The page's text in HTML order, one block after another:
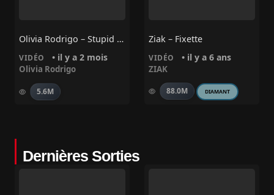
Olivia Rodrigo – Stupid Song
VIDÉO • il y a 2 mois
Olivia Rodrigo
5.6M
Ziak – Fixette
VIDÉO • il y a 6 ans
ZIAK
88.0M DIAMANT
Dernières Sorties